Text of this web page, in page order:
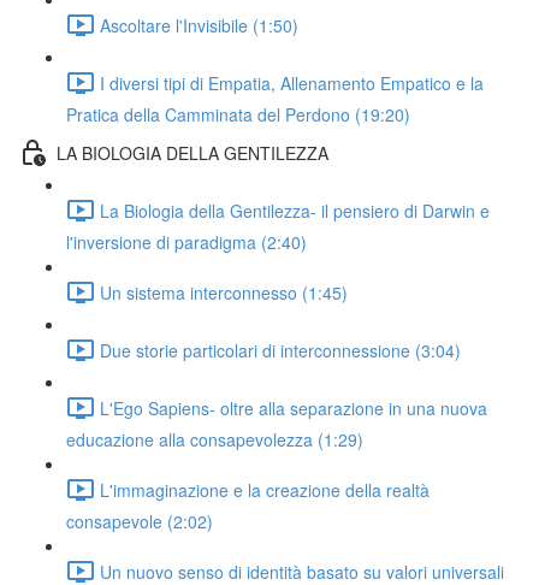
Ascoltare l'Invisibile (1:50)
I diversi tipi di Empatia, Allenamento Empatico e la
Pratica della Camminata del Perdono (19:20)
LA BIOLOGIA DELLA GENTILEZZA
La Biologia della Gentilezza- il pensiero di Darwin e
l'inversione di paradigma (2:40)
Un sistema interconnesso (1:45)
Due storie particolari di interconnessione (3:04)
L'Ego Sapiens- oltre alla separazione in una nuova
educazione alla consapevolezza (1:29)
L'immaginazione e la creazione della realtà
consapevole (2:02)
Un nuovo senso di identità basato su valori universali